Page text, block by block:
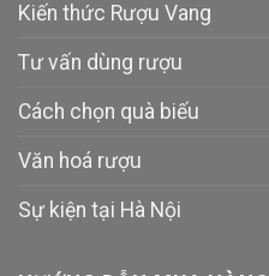
Kiến thức Rượu Vang
Tư vấn dùng rượu
Cách chọn quà biếu
Văn hoá rượu
Sự kiện tại Hà Nội